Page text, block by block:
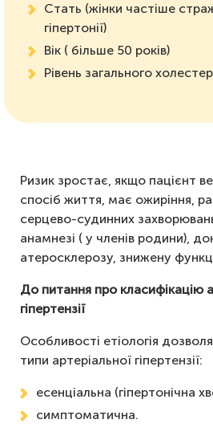
Стать (жінки частіше
гіпертонії)
Вік ( більше 50 років)
Рівень загального
Ризик зростає, якщо пацієнт
спосіб життя, має ожиріння,
серцево-судинних
анамнезі ( у членів родини),
атеросклерозу, знижену
До питання про класифікацію
гіпертензії
Особливості етіологія
типи артеріальної гіпертензії:
есенціальна (гіпертонічна
симптоматична.